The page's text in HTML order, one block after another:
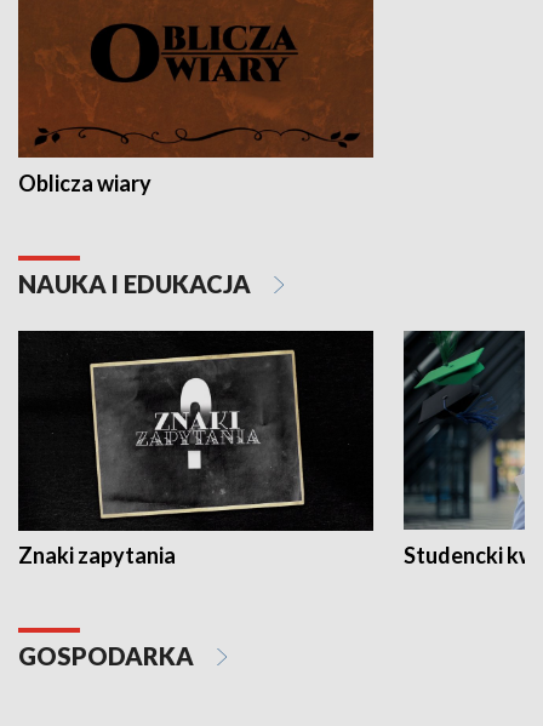
Oblicza wiary
NAUKA I EDUKACJA
Znaki zapytania Studencki
GOSPODARKA